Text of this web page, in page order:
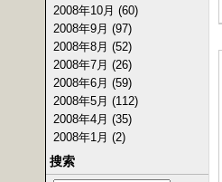
2008年10月 (60)
2008年9月 (97)
2008年8月 (52)
2008年7月 (26)
2008年6月 (59)
2008年5月 (112)
2008年4月 (35)
2008年1月 (2)
搜索